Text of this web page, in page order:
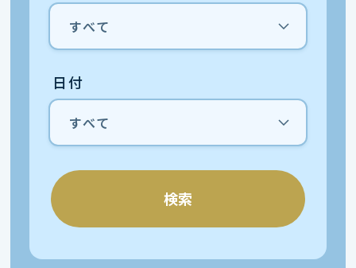
日付
検索